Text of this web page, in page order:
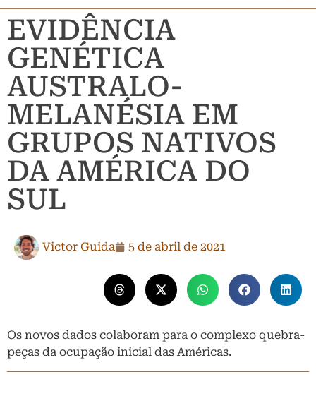
EVIDÊNCIA
GENÉTICA
AUSTRALO-
MELANÉSIA EM
GRUPOS NATIVOS
DA AMÉRICA DO
SUL
Victor Guida 5 de abril de 2021
Os novos dados colaboram para o complexo quebra-
peças da ocupação inicial das Américas.